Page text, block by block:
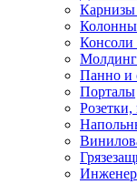
Консоли
Панно и
Порталы